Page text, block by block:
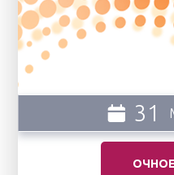
31